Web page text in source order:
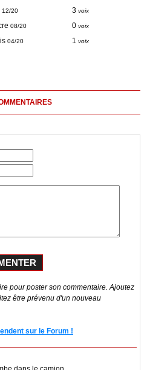
12/20 3 voix
08/20 0 voix
04/20 1 voix
pour poster son commentaire. Ajoutez
être prévenu d'un nouveau
sur le Forum !